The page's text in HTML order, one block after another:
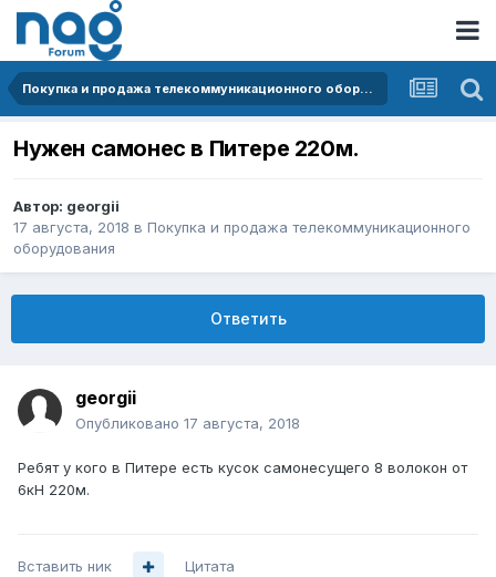
Покупка и продажа телекоммуникационного оборудования
Нужен самонес в Питере 220м.
Автор: georgii
17 августа, 2018 в Покупка и продажа телекоммуникационного
оборудования
Ответить
georgii
Опубликовано 17 августа, 2018
Ребят у кого в Питере есть кусок самонесущего 8 волокон от
6кН 220м.
Вставить ник Цитата